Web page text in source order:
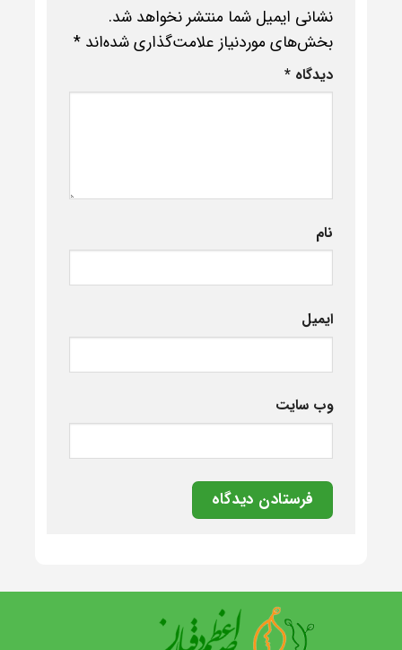
نشانی ایمیل شما منتشر نخواهد شد.
بخش‌های موردنیاز علامت‌گذاری شده‌اند *
دیدگاه *
نام
ایمیل
وب‌ سایت